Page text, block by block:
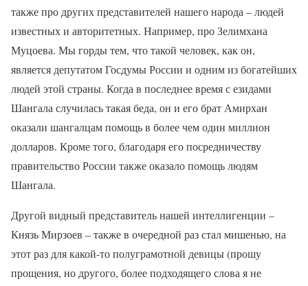
также про других представителей нашего народа – людей
известных и авторитетных. Например, про Зелимхана
Муцоева. Мы горды тем, что такой человек, как он,
является депутатом Госдумы России и одним из богатейших
людей этой страны. Когда в последнее время с езидами
Шангала случилась такая беда, он и его брат Амирхан
оказали шангалцам помощь в более чем один миллион
долларов. Кроме того, благодаря его посредничеству
правительство России также оказало помощь людям
Шангала.
Другой видный представитель нашей интеллигенции –
Князь Мирзоев – также в очередной раз стал мишенью, на
этот раз для какой-то полуграмотной девицы (прошу
прощения, но другого, более подходящего слова я не